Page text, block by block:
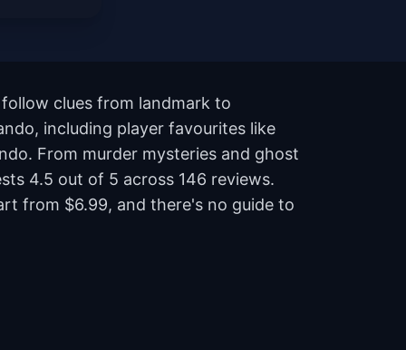
clues from landmark to
including player favourites like
From murder mysteries and ghost
4.5 out of 5 across 146 reviews.
from $6.99, and there's no guide to